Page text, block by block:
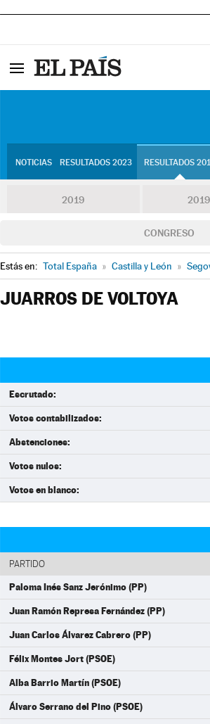
NOTICIAS RESULTADOS 2023 RESULTADOS
2019
CONGRESO
Estás en: Total España » Castilla y León »
JUARROS DE VOLTOYA
Escrutado:
Votos contabilizados:
Abstenciones:
Votos nulos:
Votos en blanco:
PARTIDO
Paloma Inés Sanz Jerónimo (PP)
Juan Ramón Represa Fernández (PP)
Juan Carlos Álvarez Cabrero (PP)
Félix Montes Jort (PSOE)
Alba Barrio Martín (PSOE)
Álvaro Serrano del Pino (PSOE)